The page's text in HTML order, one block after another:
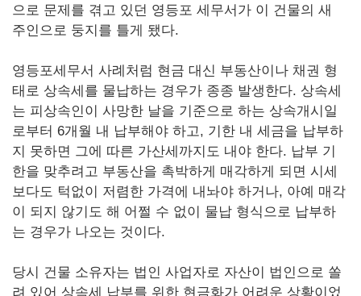
으로 문제를 겪고 있던 영등포 세무서가 이 건물의 새
주인으로 둥지를 틀게 됐다.
영등포세무서 사례처럼 현금 대신 부동산이나 채권 형
태로 상속세를 물납하는 경우가 종종 발생한다. 상속세
는 피상속인이 사망한 날을 기준으로 하는 상속개시일
로부터 6개월 내 납부해야 하고, 기한 내 세금을 납부하
지 못하면 그에 따른 가산세까지도 내야 한다. 납부 기
한을 맞추려고 부동산을 촉박하게 매각하게 되면 시세
보다도 턱없이 저렴한 가격에 내놔야 하거나, 아예 매각
이 되지 않기도 해 어쩔 수 없이 물납 형식으로 납부하
는 경우가 나오는 것이다.
당시 건물 소유자는 법인 사업자로 자산이 법인으로 쏠
려 있어 상속세 납부를 위한 현금화가 어려운 상황이었